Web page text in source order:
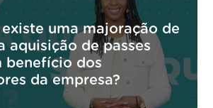
uma majoração de
aquisição de passes
benefício dos
da empresa?